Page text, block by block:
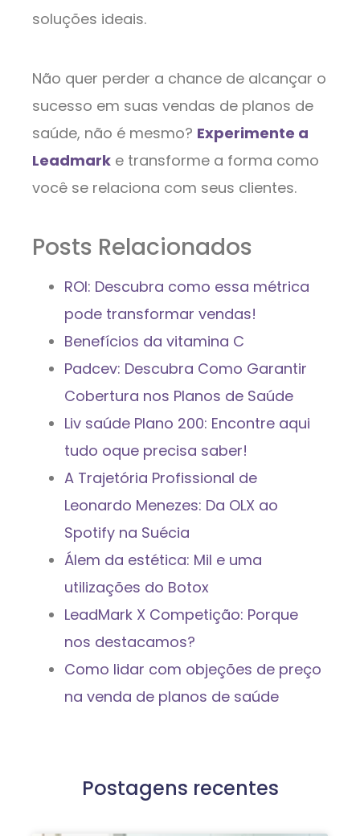
soluções ideais.
Não quer perder a chance de alcançar o
sucesso em suas vendas de planos de
saúde, não é mesmo? Experimente a
Leadmark e transforme a forma como
você se relaciona com seus clientes.
Posts Relacionados
ROI: Descubra como essa métrica
pode transformar vendas!
Benefícios da vitamina C
Padcev: Descubra Como Garantir
Cobertura nos Planos de Saúde
Liv saúde Plano 200: Encontre aqui
tudo oque precisa saber!
A Trajetória Profissional de
Leonardo Menezes: Da OLX ao
Spotify na Suécia
Álem da estética: Mil e uma
utilizações do Botox
LeadMark X Competição: Porque
nos destacamos?
Como lidar com objeções de preço
na venda de planos de saúde
Postagens recentes